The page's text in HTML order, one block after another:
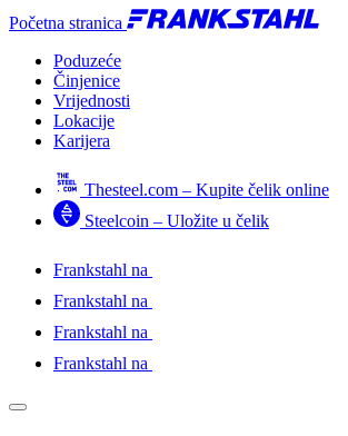
Početna stranica
Poduzeće
Činjenice
Vrijednosti
Lokacije
Karijera
Thesteel.com – Kupite čelik online
Steelcoin – Uložite u čelik
Frankstahl na
Frankstahl na
Frankstahl na
Frankstahl na